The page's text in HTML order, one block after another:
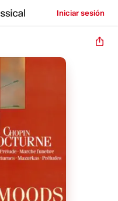
Iniciar sesión